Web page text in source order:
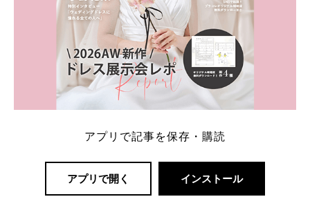
アプリで記事を保存・購読
アプリで開く インストール